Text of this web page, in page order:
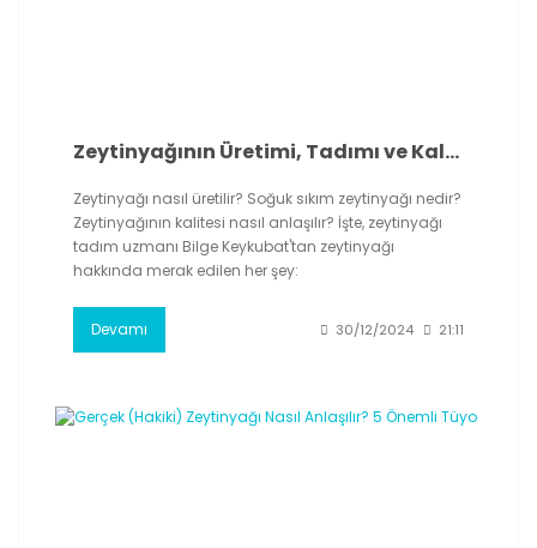
Zeytinyağının Üretimi, Tadımı ve Kalitesi: Bilmeniz Gereken 10 Şey
Zeytinyağı nasıl üretilir? Soğuk sıkım zeytinyağı nedir?
Zeytinyağının kalitesi nasıl anlaşılır? İşte, zeytinyağı
tadım uzmanı Bilge Keykubat'tan zeytinyağı
hakkında merak edilen her şey:
Devamı 30/12/2024 21:11